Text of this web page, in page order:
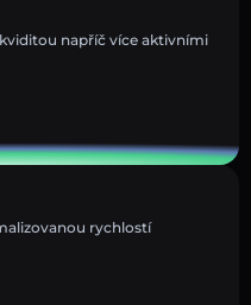
napříč více aktivními
rychlostí